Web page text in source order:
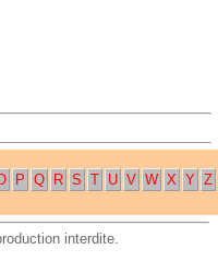
P Q R S T U V W X Y Z
interdite.